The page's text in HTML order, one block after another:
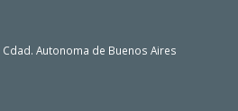
Autonoma de Buenos Aires